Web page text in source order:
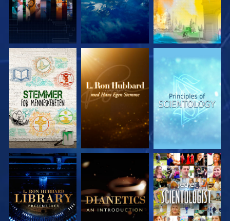
UTFORSK SERIEN UTFORSK SERIEN UTFORSK SERIEN
UTFORSK SERIEN UTFORSK SERIEN SE